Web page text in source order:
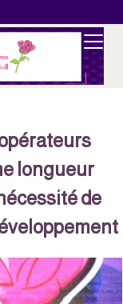
longueur
de